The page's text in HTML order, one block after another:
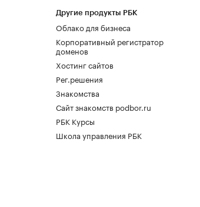
Другие продукты РБК
Облако для бизнеса
Корпоративный регистратор
доменов
Хостинг сайтов
Рег.решения
Знакомства
Сайт знакомств podbor.ru
РБК Курсы
Школа управления РБК